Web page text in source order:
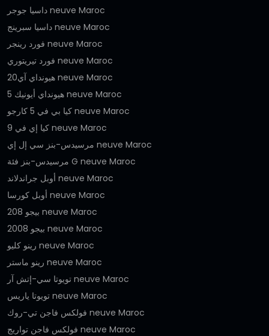
داسيا جوجر neuve Maroc
داسيا سبرينج neuve Maroc
فورد رينجر neuve Maroc
فورد تيريتوري neuve Maroc
هيونداي آي20 neuve Maroc
هيونداي أيونيك 5 neuve Maroc
كيا بي في 5 كارجو neuve Maroc
كيا إي في 9 neuve Maroc
مرسيدس-بنز سي إل إي neuve Maroc
مرسيدس-بنز فئة G neuve Maroc
أوبل جراندلاند neuve Maroc
أوبل كورسا neuve Maroc
بيجو 208 neuve Maroc
بيجو 2008 neuve Maroc
رينو كليو neuve Maroc
رينو ماستر neuve Maroc
تويوتا سي-إتش آر neuve Maroc
تويوتا ياريس neuve Maroc
فولكس فاجن تي-روك neuve Maroc
فولكس فاجن تواريج neuve Maroc